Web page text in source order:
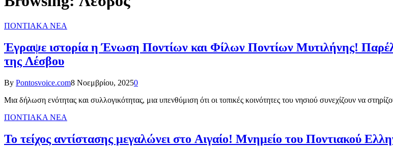
ΠΟΝΤΙΑΚΑ ΝΕΑ
Έγραψε ιστορία η Ένωση Ποντίων και Φίλων Ποντίων Μυτιλήνης!
της Λέσβου
By Pontosvoice.com8 Νοεμβρίου, 20250
Μια δήλωση ενότητας και συλλογικότητας, μια υπενθύμιση ότι οι τοπικές κοινότητες του νησιού συνεχίζουν να
ΠΟΝΤΙΑΚΑ ΝΕΑ
Το τείχος αντίστασης μεγαλώνει στο Αιγαίο! Μνημείο του Ποντιακού